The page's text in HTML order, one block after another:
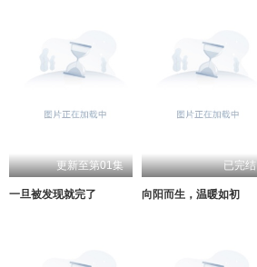
更新至第01集
一旦被发现就完了
已完结
向阳而生，温暖如初